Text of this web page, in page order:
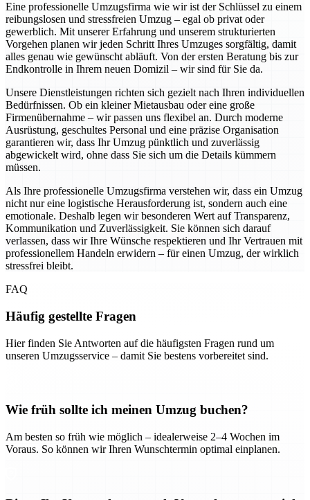
Eine professionelle Umzugsfirma wie wir ist der Schlüssel zu einem
reibungslosen und stressfreien Umzug – egal ob privat oder
gewerblich. Mit unserer Erfahrung und unserem strukturierten
Vorgehen planen wir jeden Schritt Ihres Umzuges sorgfältig, damit
alles genau wie gewünscht abläuft. Von der ersten Beratung bis zur
Endkontrolle in Ihrem neuen Domizil – wir sind für Sie da.
Unsere Dienstleistungen richten sich gezielt nach Ihren individuellen
Bedürfnissen. Ob ein kleiner Mietausbau oder eine große
Firmenübernahme – wir passen uns flexibel an. Durch moderne
Ausrüstung, geschultes Personal und eine präzise Organisation
garantieren wir, dass Ihr Umzug pünktlich und zuverlässig
abgewickelt wird, ohne dass Sie sich um die Details kümmern
müssen.
Als Ihre professionelle Umzugsfirma verstehen wir, dass ein Umzug
nicht nur eine logistische Herausforderung ist, sondern auch eine
emotionale. Deshalb legen wir besonderen Wert auf Transparenz,
Kommunikation und Zuverlässigkeit. Sie können sich darauf
verlassen, dass wir Ihre Wünsche respektieren und Ihr Vertrauen mit
professionellem Handeln erwidern – für einen Umzug, der wirklich
stressfrei bleibt.
FAQ
Häufig gestellte Fragen
Hier finden Sie Antworten auf die häufigsten Fragen rund um
unseren Umzugsservice – damit Sie bestens vorbereitet sind.
Wie früh sollte ich meinen Umzug buchen?
Am besten so früh wie möglich – idealerweise 2–4 Wochen im
Voraus. So können wir Ihren Wunschtermin optimal einplanen.